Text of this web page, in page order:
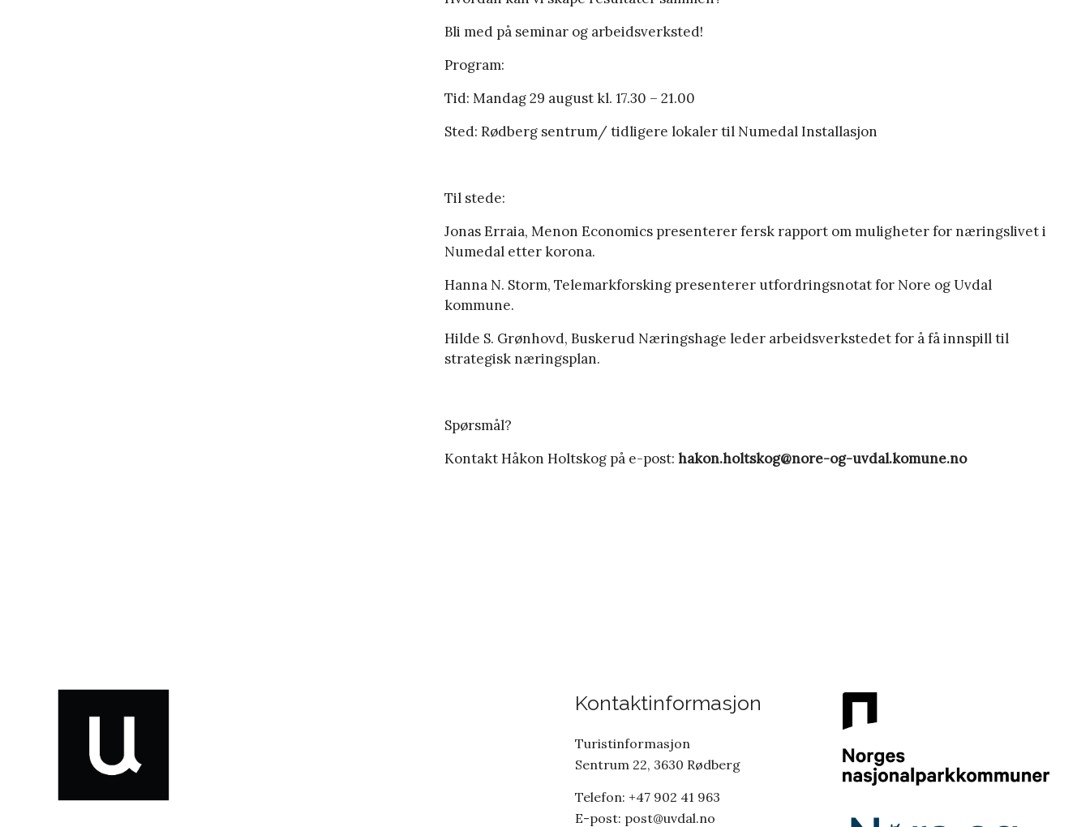
Bli med på seminar og arbeidsverksted!
Program:
Tid: Mandag 29 august kl. 17.30 – 21.00
Sted: Rødberg sentrum/ tidligere lokaler til Numedal Installasjon
Til stede:
Jonas Erraia, Menon Economics presenterer fersk rapport om muligheter for næringslivet i
Numedal etter korona.
Hanna N. Storm, Telemarkforsking presenterer utfordringsnotat for Nore og Uvdal
kommune.
Hilde S. Grønhovd, Buskerud Næringshage leder arbeidsverkstedet for å få innspill til
strategisk næringsplan.
Spørsmål?
Kontakt Håkon Holtskog på e-post: hakon.holtskog@nore-og-uvdal.komune.no
Kontaktinformasjon
Turistinformasjon
Sentrum 22, 3630 Rødberg
Telefon: +47 902 41 963
E-post: post@uvdal.no